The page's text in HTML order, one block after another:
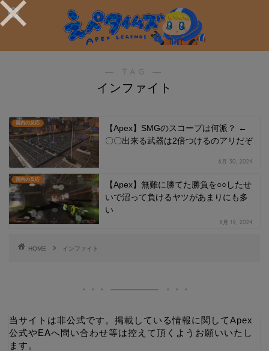
― TAG ―
インファイト
国内の反応
【Apex】SMGのスコープは何派？ ←
〇〇出来る武器は2倍つけるのアリだぞ
6月 30, 2024
国内の反応
【Apex】無難に勝てた勝負を○○したせ
いで沼って負けるヤツがあまりにも多
い
6月 19, 2024
HOME インファイト
当サイトは非公式です。掲載している情報に関してApex
公式やEAへ問い合わせ等は控えて頂くようお願いいたし
ます。